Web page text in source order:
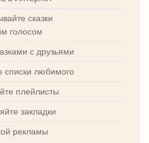
сказки
голосом
с друзьями
списки любимого
плейлисты
закладки
рекламы